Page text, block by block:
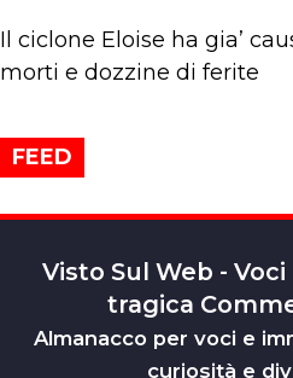
Il ciclone Eloise ha gia’
morti e dozzine di ferite
FEED
Visto Sul Web -
tragica
Almanacco per voci e
curiosità e